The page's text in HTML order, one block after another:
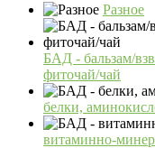
Разное
БАД - бальзам/
фиточай/чай
белки,
витаминно-